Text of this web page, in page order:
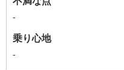
-
乗り心地
-